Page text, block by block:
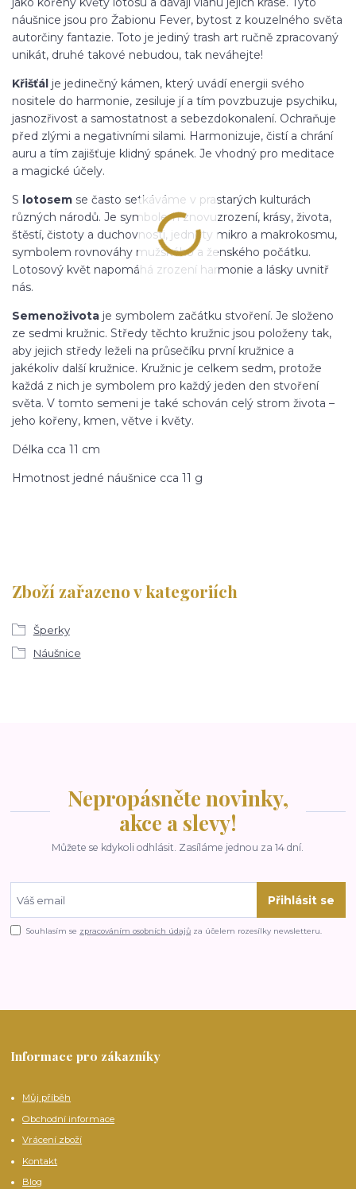
náušnice jsou pro Žabionu Fever, bytost z kouzelného světa
autorčiny fantazie. Toto je jediný trash art ručně zpracovaný
unikát, druhé takové nebudou, tak neváhejte!
Křišťál je jedinečný kámen, který uvádí energii svého
nositele do harmonie, zesiluje jí a tím povzbuzuje psychiku,
jasnozřivost a samostatnost a sebezdokonalení. Ochraňuje
před zlými a negativními silami. Harmonizuje, čistí a chrání
auru a tím zajišťuje klidný spánek. Je vhodný pro meditace
a magické účely.
S lotosem se často setkáváme v prastarých kulturách
různých národů. Je symbolem znovuzrození, krásy, života,
štěstí, čistoty a duchovnosti, jednoty mikro a makrokosmu,
symbolem rovnováhy mužského a ženského počátku.
Lotosový květ napomáhá zrození harmonie a lásky uvnitř
nás.
Semenoživota je symbolem začátku stvoření. Je složeno
ze sedmi kružnic. Středy těchto kružnic jsou položeny tak,
aby jejich středy leželi na průsečíku první kružnice a
jakékoliv další kružnice. Kružnic je celkem sedm, protože
každá z nich je symbolem pro každý jeden den stvoření
světa. V tomto semeni je také schován celý strom života –
jeho kořeny, kmen, větve i květy.
Délka cca 11 cm
Hmotnost jedné náušnice cca 11 g
Zboží zařazeno v kategoriích
Šperky
Náušnice
Nepropásněte novinky,
akce a slevy!
Můžete se kdykoli odhlásit. Zasíláme jednou za 14 dní.
Přihlásit se
Souhlasím se zpracováním osobních údajů za účelem rozesílky newsletteru.
Informace pro zákazníky
Můj příběh
Obchodní informace
Vrácení zboží
Kontakt
Blog